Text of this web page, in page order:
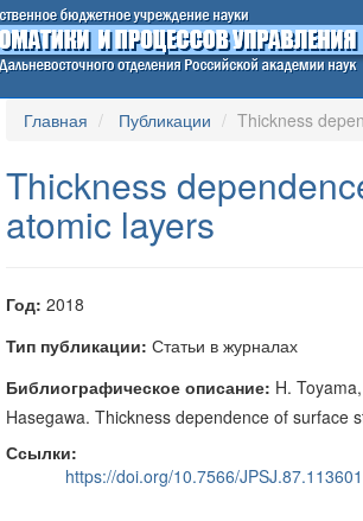
Главная Публикации Thickness
Thickness
atomic layers
Год: 2018
Тип публикации: Статьи в журналах
Библиографическое описание: H.
Hasegawa. Thickness dependence of surface
Ссылки:
https://doi.org/10.7566/JPSJ.87.113601